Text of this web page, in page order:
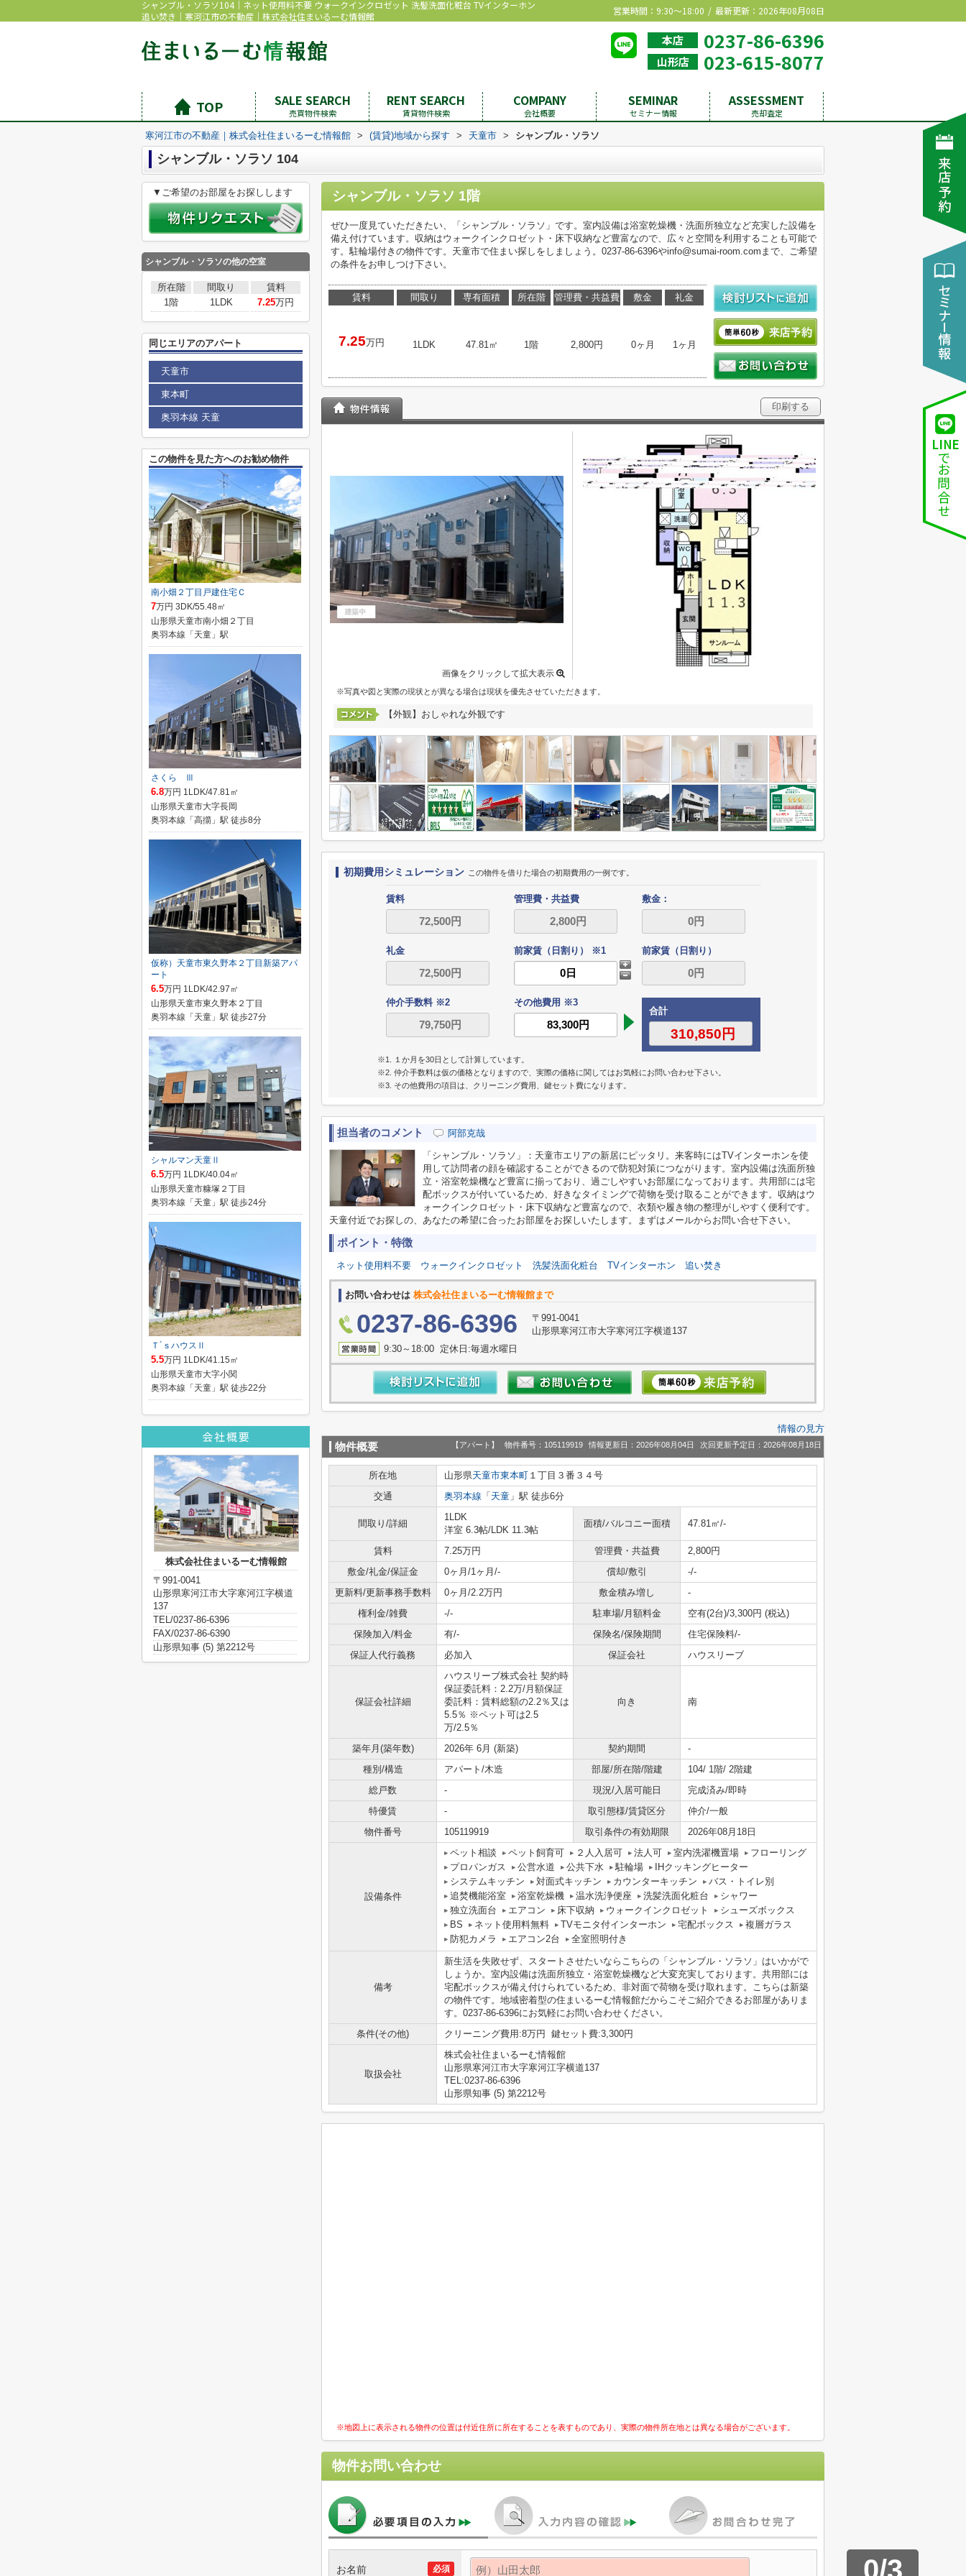
シャンブル・ソラソ104｜ネット使用料不要 ウォークインクロゼット 洗髪洗面化粧台 TVインターホン
追い焚き｜寒河江市の不動産｜株式会社住まいるーむ情報館
営業時間：9:30～18:00 最新更新：2026年08月08日
本店 0237-86-6396
山形店 023-615-8077
TOP SALE SEARCH
売買物件検索
RENT SEARCH
賃貸物件検索
COMPANY
会社概要
SEMINAR
セミナー情報
ASSESSMENT
売却査定
寒河江市の不動産｜株式会社住まいるーむ情報館 > (賃貸)地域から探す > 天童市 > シャンブル・ソラソ
シャンブル・ソラソ 104
シャンブル・ソラソ 1階
ぜひ一度見ていただきたい、「シャンブル・ソラソ」です。室内設備は浴室乾燥機・洗面所独立など充実した設備を
備え付けています。収納はウォークインクロゼット・床下収納など豊富なので、広々と空間を利用することも可能で
す。駐輪場付きの物件です。天童市で住まい探しをしましょう。0237-86-6396やinfo@sumai-room.comまで、ご希望
の条件をお申しつけ下さい。
賃料
7.25万円
間取り
1LDK
専有面積
47.81㎡
所在階
1階
管理費・共益費
2,800円
敷金
0ヶ月
礼金
1ヶ月
印刷する
画像をクリックして拡大表示
※写真や図と実際の現状とが異なる場合は現状を優先させていただきます。
【外観】おしゃれな外観です
初期費用シミュレーション この物件を借りた場合の初期費用の一例です。
賃料 管理費・共益費 敷金：
礼金 前家賃（日割り） ※1 前家賃（日割り）
仲介手数料 ※2
その他費用 ※3
合計
※1. １か月を30日として計算しています。
※2. 仲介手数料は仮の価格となりますので、実際の価格に関してはお気軽にお問い合わせ下さい。
※3. その他費用の項目は、クリーニング費用、鍵セット費になります。
担当者のコメント 阿部克哉
「シャンブル・ソラソ」：天童市エリアの新居にピッタリ。来客時にはTVインターホンを使
用して訪問者の顔を確認することができるので防犯対策につながります。室内設備は洗面所独
立・浴室乾燥機など豊富に揃っており、過ごしやすいお部屋になっております。共用部には宅
配ボックスが付いているため、好きなタイミングで荷物を受け取ることができます。収納はウ
ォークインクロゼット・床下収納など豊富なので、衣類や履き物の整理がしやすく便利です。
天童付近でお探しの、あなたの希望に合ったお部屋をお探しいたします。まずはメールからお問い合せ下さい。
ポイント・特徴
ネット使用料不要 ウォークインクロゼット 洗髪洗面化粧台 TVインターホン 追い焚き
お問い合わせは 株式会社住まいるーむ情報館まで
0237-86-6396
〒991-0041
山形県寒河江市大字寒河江字横道137
9:30～18:00 定休日:毎週水曜日
情報の見方
物件概要 【アパート】 物件番号：105119919 情報更新日：2026年08月04日 次回更新予定日：2026年08月18日
所在地 山形県天童市東本町 １丁目３番３４号
交通
奥羽本線 「 天童 」駅 徒歩6分
間取り/詳細
1LDK
洋室 6.3帖/LDK 11.3帖
面積/バルコニー面積 47.81㎡/-
賃料 7.25万円 管理費・共益費
2,800円
敷金/礼金/保証金
0ヶ月/1ヶ月/- 償却/敷引
-/-
更新料/更新事務手数料
0ヶ月/2.2万円 敷金積み増し
-
権利金/雑費
-/- 駐車場/月額料金
空有(2台)/3,300円 (税込)
保険加入/料金
有/- 保険名/保険期間
住宅保険料/-
保証人代行義務
必加入 保証会社 ハウスリーブ
保証会社詳細
ハウスリーブ株式会社 契約時
保証委託料：2.2万/月額保証
委託料：賃料総額の2.2％又は
5.5％ ※ペット可は2.5
万/2.5％
向き 南
築年月(築年数) 2026年 6月 (新築) 契約期間
-
種別/構造
アパート/木造 部屋/所在階/階建
104/ 1階/ 2階建
総戸数
- 現況/入居可能日
完成済み/即時
特優賃
- 取引態様/賃貸区分
仲介/一般
物件番号
105119919 取引条件の有効期限 2026年08月18日
設備条件
ペット相談 ペット飼育可 ２人入居可 法人可 室内洗濯機置場
フローリング
プロパンガス
公営水道 公共下水 駐輪場
IHクッキングヒーター
システムキッチン
対面式キッチン カウンターキッチン
バス・トイレ別
追焚機能浴室
浴室乾燥機 温水洗浄便座 洗髪洗面化粧台
シャワー
独立洗面台
エアコン 床下収納 ウォークインクロゼット
シューズボックス
BS
ネット使用料無料 TVモニタ付インターホン 宅配ボックス
複層ガラス
防犯カメラ
エアコン2台 全室照明付き
備考
新生活を失敗せず、スタートさせたいならこちらの「シャンブル・ソラソ」はいかがで
しょうか。室内設備は洗面所独立・浴室乾燥機など大変充実しております。共用部には
宅配ボックスが備え付けられているため、非対面で荷物を受け取れます。こちらは新築
の物件です。地域密着型の住まいるーむ情報館だからこそご紹介できるお部屋がありま
す。0237-86-6396にお気軽にお問い合わせください。
条件(その他)
クリーニング費用:8万円 鍵セット費:3,300円
取扱会社
株式会社住まいるーむ情報館
山形県寒河江市大字寒河江字横道137
TEL:0237-86-6396
山形県知事 (5) 第2212号
※地図上に表示される物件の位置は付近住所に所在することを表すものであり、実際の物件所在地とは異なる場合がございます。
物件お問い合わせ
0/3
必須
お名前
▼ご希望のお部屋をお探しします
シャンブル・ソラソの他の空室
所在階 間取り
賃料
1階
1LDK 7.25万円
同じエリアのアパート
天童市
東本町
奥羽本線 天童
この物件を見た方へのお勧め物件
南小畑２丁目戸建住宅Ｃ
7万円 3DK/55.48㎡
山形県天童市南小畑２丁目
奥羽本線「天童」駅
さくら Ⅲ
6.8万円 1LDK/47.81㎡
山形県天童市大字長岡
奥羽本線「高擶」駅 徒歩8分
仮称）天童市東久野本２丁目新築アパ
ート
6.5万円 1LDK/42.97㎡
山形県天童市東久野本２丁目
奥羽本線「天童」駅 徒歩27分
シャルマン天童Ⅱ
6.5万円 1LDK/40.04㎡
山形県天童市糠塚２丁目
奥羽本線「天童」駅 徒歩24分
Ｔ´ｓハウスⅡ
5.5万円 1LDK/41.15㎡
山形県天童市大字小関
奥羽本線「天童」駅 徒歩22分
株式会社住まいるーむ情報館
〒991-0041
山形県寒河江市大字寒河江字横道
137
TEL/0237-86-6396
FAX/0237-86-6390
山形県知事 (5) 第2212号